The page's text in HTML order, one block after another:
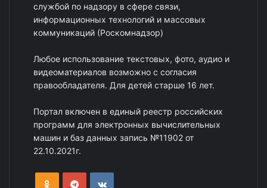
службой по надзору в сфере связи,
информационных технологий и массовых
коммуникаций (Роскомнадзор)
Любое использование текстовых, фото, аудио и
видеоматериалов возможно с согласия
правообладателя. Для детей старше 16 лет.
Портал включен в единый реестр российских
программ для электронных вычислительных
машин и баз данных запись №11902 от
22.10.2021г.